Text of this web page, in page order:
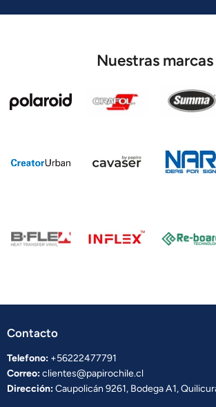
Nuestras marcas
Contacto
Telefono: +56222477791
Correo:clientes@papirochile.cl
Dirección:Caupolicán 9261, Bodega A1,